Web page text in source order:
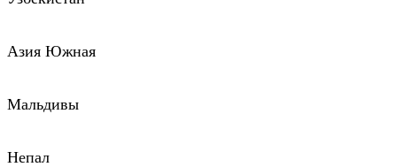
Азия Южная
Мальдивы
Непал